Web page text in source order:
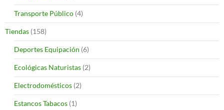
Transporte Público (4)
Tiendas (158)
Deportes Equipación (6)
Ecológicas Naturistas (2)
Electrodomésticos (2)
Estancos Tabacos (1)